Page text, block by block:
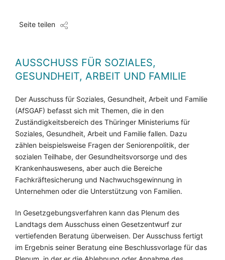
Seite teilen
AUSSCHUSS FÜR SOZIALES,
GESUNDHEIT, ARBEIT UND FAMILIE
Der Ausschuss für Soziales, Gesundheit, Arbeit und Familie
(AfSGAF) befasst sich mit Themen, die in den
Zuständigkeitsbereich des Thüringer Ministeriums für
Soziales, Gesundheit, Arbeit und Familie fallen. Dazu
zählen beispielsweise Fragen der Seniorenpolitik, der
sozialen Teilhabe, der Gesundheitsvorsorge und des
Krankenhauswesens, aber auch die Bereiche
Fachkräftesicherung und Nachwuchsgewinnung in
Unternehmen oder die Unterstützung von Familien.
In Gesetzgebungsverfahren kann das Plenum des
Landtags dem Ausschuss einen Gesetzentwurf zur
vertiefenden Beratung überweisen. Der Ausschuss fertigt
im Ergebnis seiner Beratung eine Beschlussvorlage für das